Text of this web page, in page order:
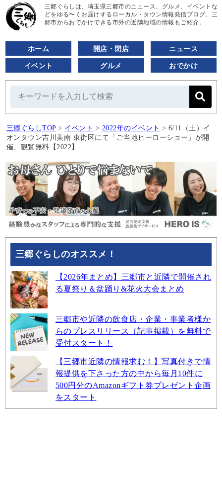
三郷ぐらしは、埼玉県三郷市のニュース、グルメ、イベントな
どをゆる〜くお届けするローカル・タウン情報発信ブログ。三
郷市からおでかけできる市外の近隣地域の情報もご紹介。
ホーム 開店・閉店 ニュース
イベント グルメ おでかけ
三郷ぐらしTOP > イベント > 2022年のイベント > 6/11（土）イ
オンタウン吉川美南 東街区にて「ご当地ヒーローショー」が開
催、観覧無料【2022】
三郷ぐらしのオススメ！
【2026年まとめ】三郷市と近隣で開催され
る夏祭り＆盆踊り&花火大会まとめ
三郷市や近隣の飲食店・企業・事業者様か
らのプレスリリース（記事掲載）を無料で
受付スタート！
【三郷市近隣の情報求む！】写真付きで情
報提供を下さった方の中から毎月10件に
500円分のAmazonギフト券プレゼント企画
をスタート